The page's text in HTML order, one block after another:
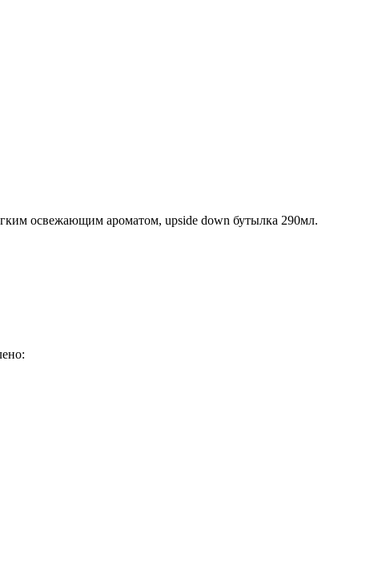
освежающим ароматом, upside down бутылка 290мл.